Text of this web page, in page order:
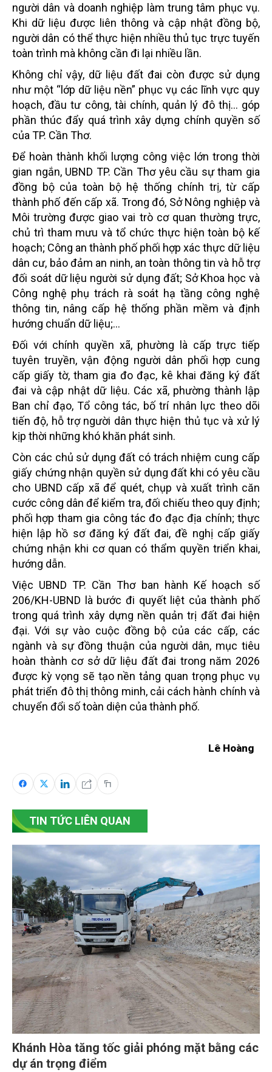
người dân và doanh nghiệp làm trung tâm phục vụ.
Khi dữ liệu được liên thông và cập nhật đồng bộ,
người dân có thể thực hiện nhiều thủ tục trực tuyến
toàn trình mà không cần đi lại nhiều lần.
Không chỉ vậy, dữ liệu đất đai còn được sử dụng
như một “lớp dữ liệu nền” phục vụ các lĩnh vực quy
hoạch, đầu tư công, tài chính, quản lý đô thị… góp
phần thúc đẩy quá trình xây dựng chính quyền số
của TP. Cần Thơ.
Để hoàn thành khối lượng công việc lớn trong thời
gian ngắn, UBND TP. Cần Thơ yêu cầu sự tham gia
đồng bộ của toàn bộ hệ thống chính trị, từ cấp
thành phố đến cấp xã. Trong đó, Sở Nông nghiệp và
Môi trường được giao vai trò cơ quan thường trực,
chủ trì tham mưu và tổ chức thực hiện toàn bộ kế
hoạch; Công an thành phố phối hợp xác thực dữ liệu
dân cư, bảo đảm an ninh, an toàn thông tin và hỗ trợ
đối soát dữ liệu người sử dụng đất; Sở Khoa học và
Công nghệ phụ trách rà soát hạ tầng công nghệ
thông tin, nâng cấp hệ thống phần mềm và định
hướng chuẩn dữ liệu;…
Đối với chính quyền xã, phường là cấp trực tiếp
tuyên truyền, vận động người dân phối hợp cung
cấp giấy tờ, tham gia đo đạc, kê khai đăng ký đất
đai và cập nhật dữ liệu. Các xã, phường thành lập
Ban chỉ đạo, Tổ công tác, bố trí nhân lực theo dõi
tiến độ, hỗ trợ người dân thực hiện thủ tục và xử lý
kịp thời những khó khăn phát sinh.
Còn các chủ sử dụng đất có trách nhiệm cung cấp
giấy chứng nhận quyền sử dụng đất khi có yêu cầu
cho UBND cấp xã để quét, chụp và xuất trình căn
cước công dân để kiểm tra, đối chiếu theo quy định;
phối hợp tham gia công tác đo đạc địa chính; thực
hiện lập hồ sơ đăng ký đất đai, đề nghị cấp giấy
chứng nhận khi cơ quan có thẩm quyền triển khai,
hướng dẫn.
Việc UBND TP. Cần Thơ ban hành Kế hoạch số
206/KH-UBND là bước đi quyết liệt của thành phố
trong quá trình xây dựng nền quản trị đất đai hiện
đại. Với sự vào cuộc đồng bộ của các cấp, các
ngành và sự đồng thuận của người dân, mục tiêu
hoàn thành cơ sở dữ liệu đất đai trong năm 2026
được kỳ vọng sẽ tạo nền tảng quan trọng phục vụ
phát triển đô thị thông minh, cải cách hành chính và
chuyển đổi số toàn diện của thành phố.
Lê Hoàng
TIN TỨC LIÊN QUAN
Khánh Hòa tăng tốc giải phóng mặt bằng các
dự án trọng điểm